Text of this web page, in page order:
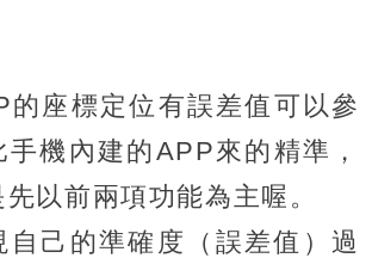
的座標定位有誤差值可以參
手機內建的APP來的精準，
以前兩項功能為主喔。
自己的準確度（誤差值）過